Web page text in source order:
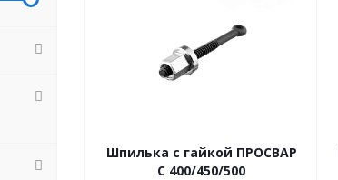
Шпилька с гайкой ПРОСВАР
С 400/450/500